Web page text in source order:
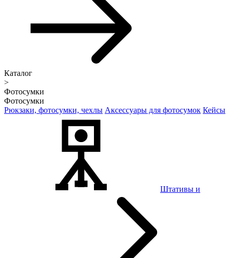
Каталог
>
Фотосумки
Фотосумки
Рюкзаки, фотосумки, чехлы Аксессуары для фотосумок Кейсы
Штативы и